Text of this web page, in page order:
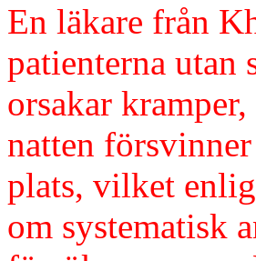
En läkare från
patienterna utan
orsakar
natten
plats, vilket
om systematisk